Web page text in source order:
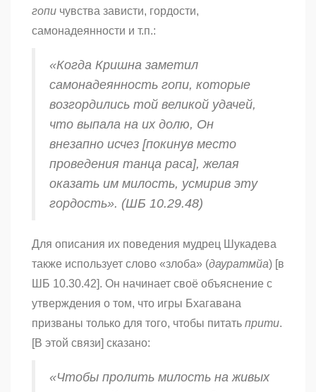
гопи чувства зависти, гордости,
самонадеянности и т.п.:
«Когда Кришна заметил
самонадеянность гопи, которые
возгордились той великой удачей,
что выпала на их долю, Он
внезапно исчез [покинув место
проведения танца раса], желая
оказать им милость, усмирив эту
гордость». (ШБ 10.29.48)
Для описания их поведения мудрец Шукадева
также использует слово «злоба» (дауратмйа) [в
ШБ 10.30.42]. Он начинает своё объяснение с
утверждения о том, что игры Бхагавана
призваны только для того, чтобы питать прити.
[В этой связи] сказано:
«Чтобы пролить милость на живых